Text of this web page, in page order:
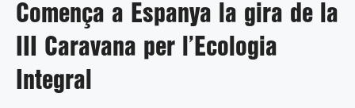
Comença a Espanya la gira de la
III Caravana per l’Ecologia
Integral